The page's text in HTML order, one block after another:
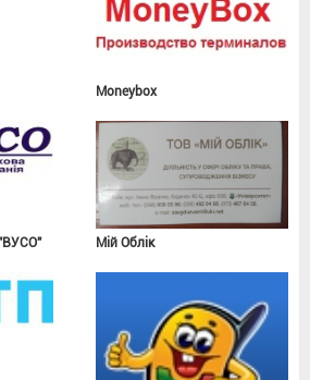
Moneybox
Мій Облік